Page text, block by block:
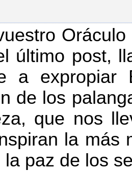
último post,
a expropiar
de los
que nos
la más
la paz de los